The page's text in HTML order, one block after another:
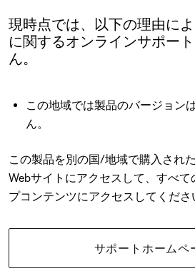
現時点では、以下の理由に
に関するオンラインサポー
ん。
この地域では製品のバージョン
ん。
この製品を別の国/地域で購入され
Webサイトにアクセスして、すべ
プコンテンツにアクセスしてくださ
サポートホームペ